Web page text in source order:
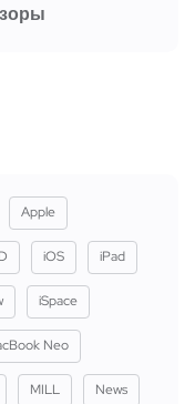
Apple
iOS iPad
iSpace
Neo
MILL News